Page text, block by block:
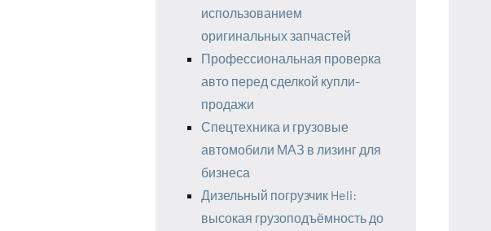
использованием
оригинальных запчастей
Профессиональная проверка
авто перед сделкой купли-
продажи
Спецтехника и грузовые
автомобили МАЗ в лизинг для
бизнеса
Дизельный погрузчик Heli:
высокая грузоподъёмность до